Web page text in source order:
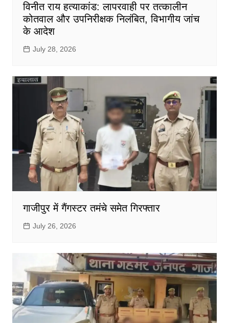
विनीत राय हत्याकांड: लापरवाही पर तत्कालीन
कोतवाल और उपनिरीक्षक निलंबित, विभागीय जांच
के आदेश
July 28, 2026
गाजीपुर में गैंगस्टर तमंचे समेत गिरफ्तार
July 26, 2026